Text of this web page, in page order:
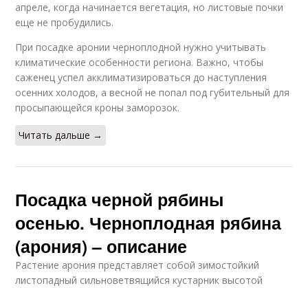
апреле, когда начинается вегетация, но листовые почки
еще не пробудились.
При посадке аронии черноплодной нужно учитывать
климатические особенности региона. Важно, чтобы
саженец успел акклиматизироваться до наступления
осенних холодов, а весной не попал под губительный для
просыпающейся кроны заморозок.
Читать дальше →
Посадка черной рябины
осенью. Черноплодная рябина
(арония) – описание
Растение арония представляет собой зимостойкий
листопадный сильноветвящийся кустарник высотой